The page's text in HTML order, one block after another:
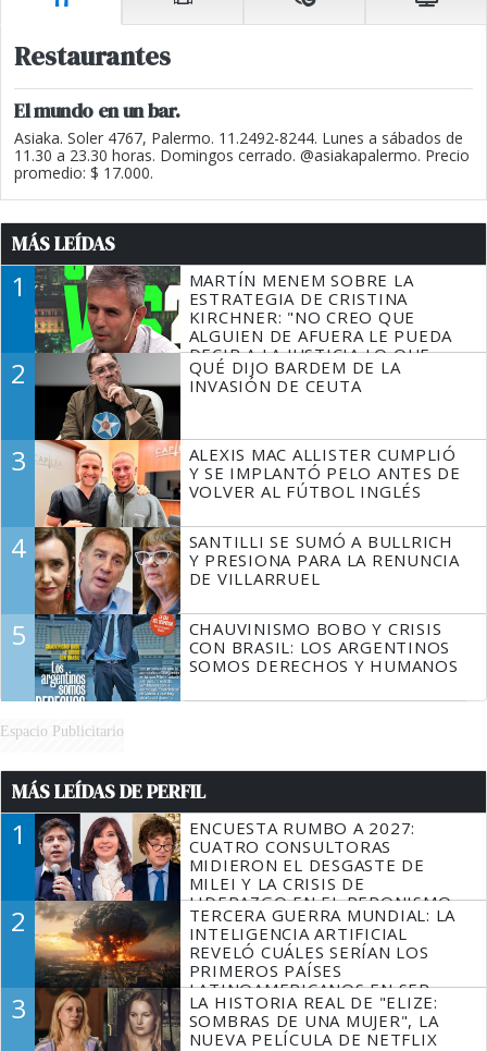
Restaurantes
El mundo en un bar.
Asiaka. Soler 4767, Palermo. 11.2492-8244. Lunes a sábados de
11.30 a 23.30 horas. Domingos cerrado. @asiakapalermo. Precio
promedio: $ 17.000.
MÁS LEÍDAS
1
MARTÍN MENEM SOBRE LA
ESTRATEGIA DE CRISTINA
KIRCHNER: "NO CREO QUE
ALGUIEN DE AFUERA LE PUEDA
DECIR A LA JUSTICIA LO QUE
TIENE QUE HACER"
2
QUÉ DIJO BARDEM DE LA
INVASIÓN DE CEUTA
3
ALEXIS MAC ALLISTER CUMPLIÓ
Y SE IMPLANTÓ PELO ANTES DE
VOLVER AL FÚTBOL INGLÉS
4
SANTILLI SE SUMÓ A BULLRICH
Y PRESIONA PARA LA RENUNCIA
DE VILLARRUEL
5
CHAUVINISMO BOBO Y CRISIS
CON BRASIL: LOS ARGENTINOS
SOMOS DERECHOS Y HUMANOS
Espacio Publicitario
MÁS LEÍDAS DE PERFIL
1
ENCUESTA RUMBO A 2027:
CUATRO CONSULTORAS
MIDIERON EL DESGASTE DE
MILEI Y LA CRISIS DE
LIDERAZGO EN EL PERONISMO
2
TERCERA GUERRA MUNDIAL: LA
INTELIGENCIA ARTIFICIAL
REVELÓ CUÁLES SERÍAN LOS
PRIMEROS PAÍSES
LATINOAMERICANOS EN SER
DERROTADOS
3
LA HISTORIA REAL DE "ELIZE:
SOMBRAS DE UNA MUJER", LA
NUEVA PELÍCULA DE NETFLIX